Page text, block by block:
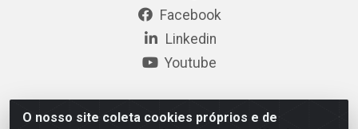
O nosso site coleta cookies próprios e de
Facebook
Linkedin
Youtube